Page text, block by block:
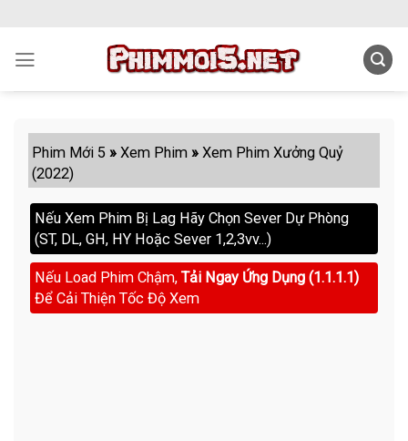
content
Phim Mới 5 »Xem Phim »Xem Phim Xưởng Quỷ
(2022)
Nếu Xem Phim Bị Lag Hãy Chọn Sever Dự Phòng
(ST, DL, GH, HY Hoặc Sever 1,2,3vv...)
Nếu Load Phim Chậm, Tải Ngay Ứng Dụng (1.1.1.1)
Để Cải Thiện Tốc Độ Xem